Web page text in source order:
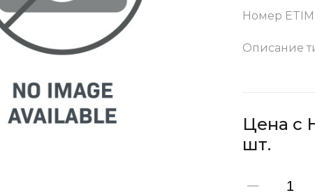
Номер
Описание
Цена с
шт.